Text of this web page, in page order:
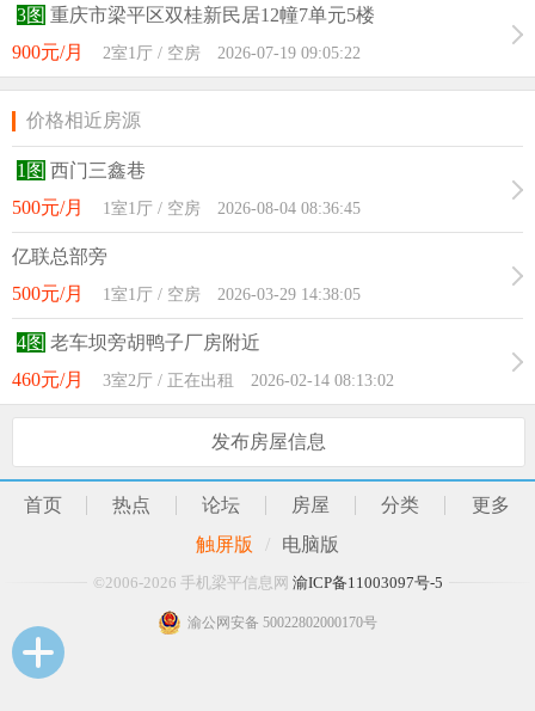
3图 重庆市梁平区双桂新民居12幢7单元5楼
900元/月 2室1厅 / 空房 2026-07-19 09:05:22
价格相近房源
1图 西门三鑫巷
500元/月
1室1厅 / 空房 2026-08-04 08:36:45
亿联总部旁
500元/月
1室1厅 / 空房 2026-03-29 14:38:05
4图 老车坝旁胡鸭子厂房附近
460元/月 3室2厅 / 正在出租 2026-02-14 08:13:02
发布房屋信息
首页 热点 论坛 房屋 分类
更多
触屏版
/ 电脑版
©2006-2026 手机梁平信息网 渝ICP备11003097号-5
渝公网安备 50022802000170号